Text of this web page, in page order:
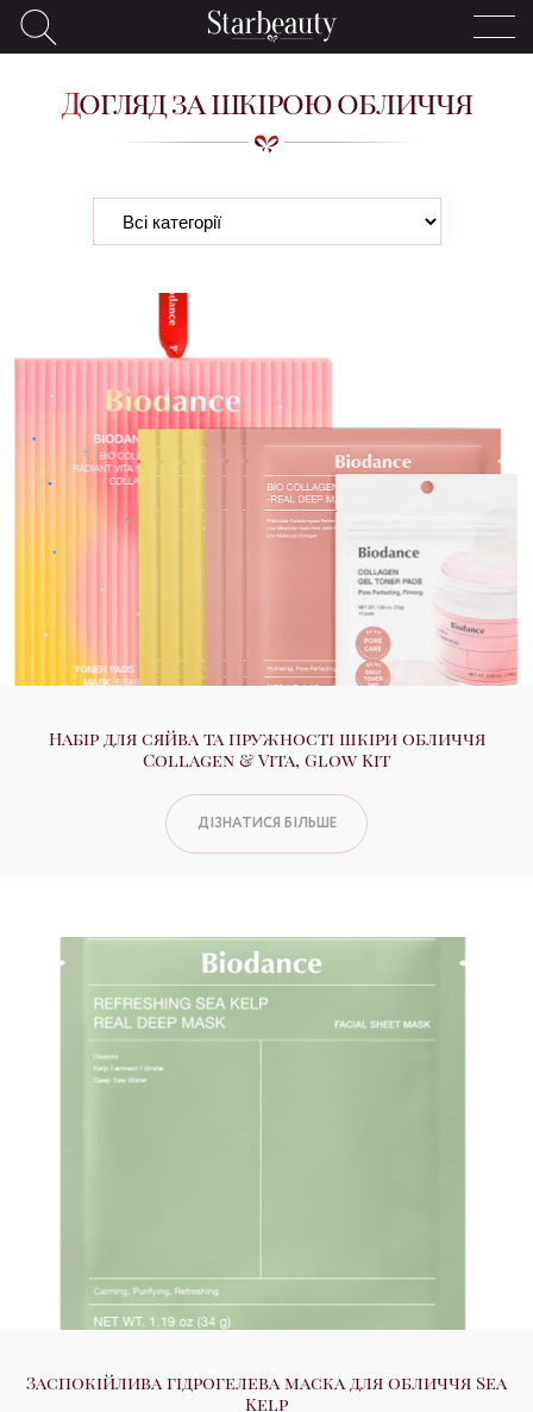
Догляд за шкірою обличчя
Набір для сяйва та пружності шкіри обличчя
Collagen & Vita, Glow Kit
ДІЗНАТИСЯ БІЛЬШЕ
Заспокійлива гідрогелева маска для обличчя Sea
Kelp